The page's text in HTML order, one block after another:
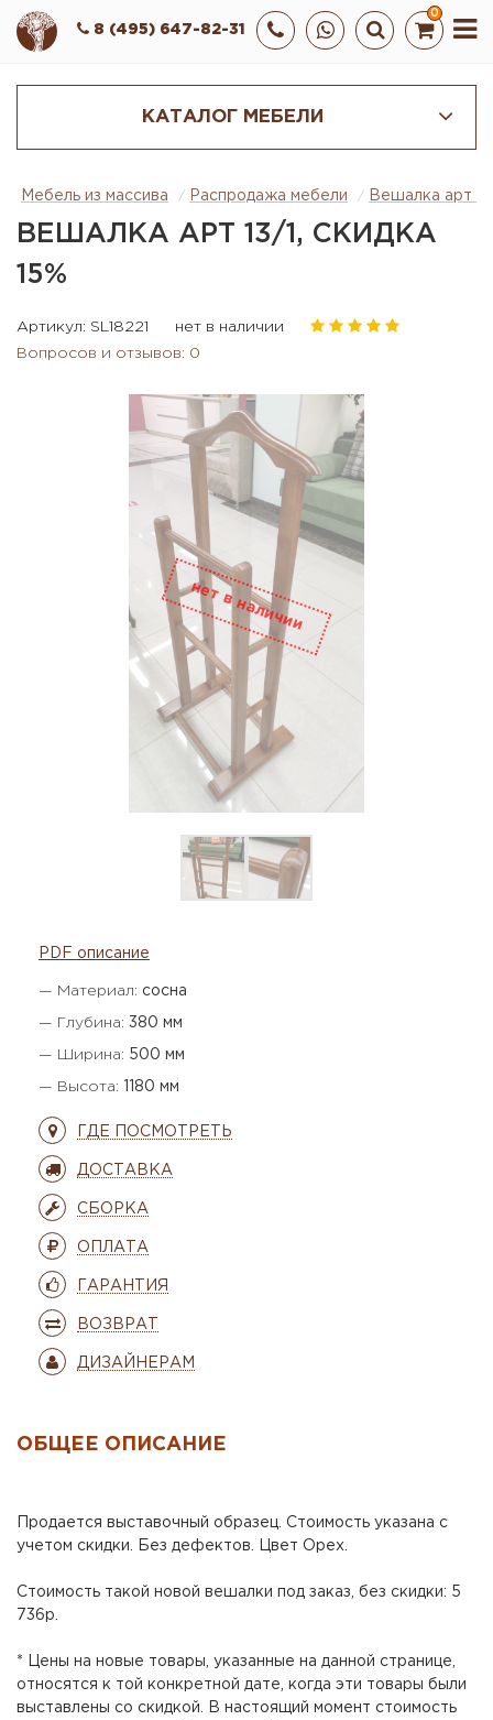
0
8 (495) 647-82-31
КАТАЛОГ МЕБЕЛИ
Мебель из массива Распродажа мебели Вешалка арт
ВЕШАЛКА АРТ 13/1, СКИДКА
15%
Артикул: SL18221
нет в наличии
Вопросов и отзывов: 0
PDF описание
— Материал: сосна
— Глубина: 380 мм
— Ширина: 500 мм
— Высота: 1180 мм
ГДЕ ПОСМОТРЕТЬ
ДОСТАВКА
СБОРКА
ОПЛАТА
ГАРАНТИЯ
ВОЗВРАТ
ДИЗАЙНЕРАМ
ОБЩЕЕ ОПИСАНИЕ
Продается выставочный образец. Стоимость указана с
учетом скидки. Без дефектов. Цвет Орех.
Стоимость такой новой вешалки под заказ, без скидки: 5
736р.
* Цены на новые товары, указанные на данной странице,
относятся к той конкретной дате, когда эти товары были
выставлены со скидкой. В настоящий момент стоимость